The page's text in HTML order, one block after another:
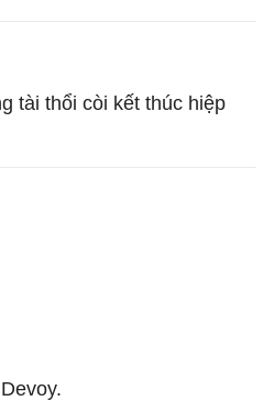
tài thổi còi kết thúc hiệp